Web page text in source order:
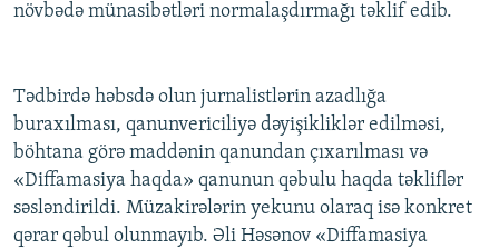
növbədə münasibətləri normalaşdırmağı təklif edib.
Tədbirdə həbsdə olun jurnalistlərin azadlığa
buraxılması, qanunvericiliyə dəyişikliklər edilməsi,
böhtana görə maddənin qanundan çıxarılması və
«Diffamasiya haqda» qanunun qəbulu haqda təkliflər
səsləndirildi. Müzakirələrin yekunu olaraq isə konkret
qərar qəbul olunmayıb. Əli Həsənov «Diffamasiya